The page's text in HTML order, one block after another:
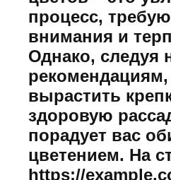
процесс,
внимания и
Однако, следуя
вырастить
здоровую
порадует вас
цветением. На
https://